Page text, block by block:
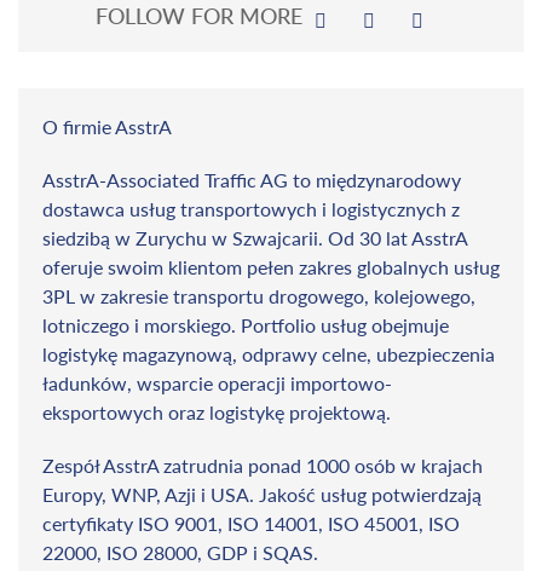
FOLLOW FOR MORE
O firmie AsstrA
AsstrA-Associated Traffic AG to międzynarodowy
dostawca usług transportowych i logistycznych z
siedzibą w Zurychu w Szwajcarii. Od 30 lat AsstrA
oferuje swoim klientom pełen zakres globalnych usług
3PL w zakresie transportu drogowego, kolejowego,
lotniczego i morskiego. Portfolio usług obejmuje
logistykę magazynową, odprawy celne, ubezpieczenia
ładunków, wsparcie operacji importowo-
eksportowych oraz logistykę projektową.
Zespół AsstrA zatrudnia ponad 1000 osób w krajach
Europy, WNP, Azji i USA. Jakość usług potwierdzają
certyfikaty ISO 9001, ISO 14001, ISO 45001, ISO
22000, ISO 28000, GDP i SQAS.